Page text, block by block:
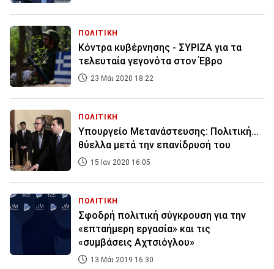
ΠΟΛΙΤΙΚΗ
Κόντρα κυβέρνησης - ΣΥΡΙΖΑ για τα
τελευταία γεγονότα στον Έβρο
23 Μάι 2020 18:22
ΠΟΛΙΤΙΚΗ
Υπουργείο Μετανάστευσης: Πολιτική...
θύελλα μετά την επανίδρυσή του
15 Ιαν 2020 16:05
ΠΟΛΙΤΙΚΗ
Σφοδρή πολιτική σύγκρουση για την
«επταήμερη εργασία» και τις
«συμβάσεις Αχτσιόγλου»
13 Μάι 2019 16:30